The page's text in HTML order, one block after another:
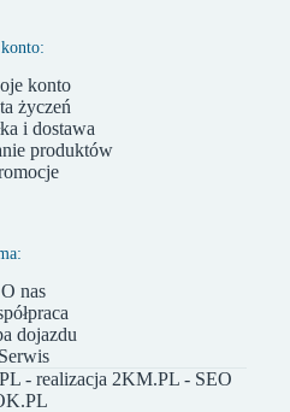
konto
życzeń
i dostawa
produktów
O nas
dojazdu
Serwis
- realizacja 2KM.PL - SEO